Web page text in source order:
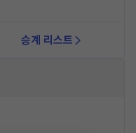
승계 리스트